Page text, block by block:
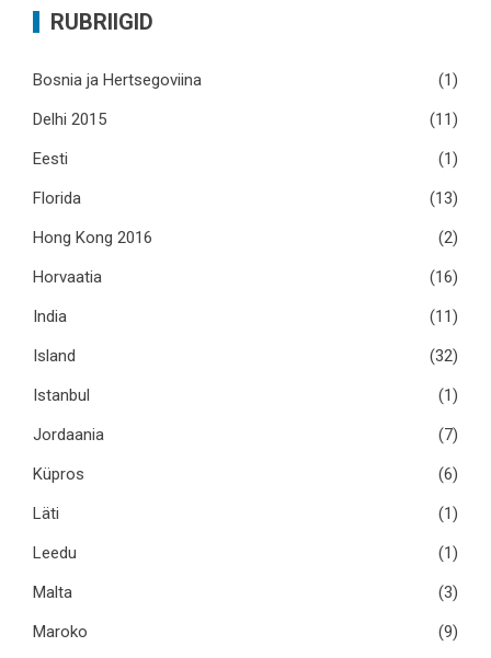
RUBRIIGID
Bosnia ja Hertsegoviina
(1)
Delhi 2015
(11)
Eesti
(1)
Florida
(13)
Hong Kong 2016
(2)
Horvaatia
(16)
India
(11)
Island
(32)
Istanbul
(1)
Jordaania
(7)
Küpros
(6)
Läti
(1)
Leedu
(1)
Malta
(3)
Maroko
(9)